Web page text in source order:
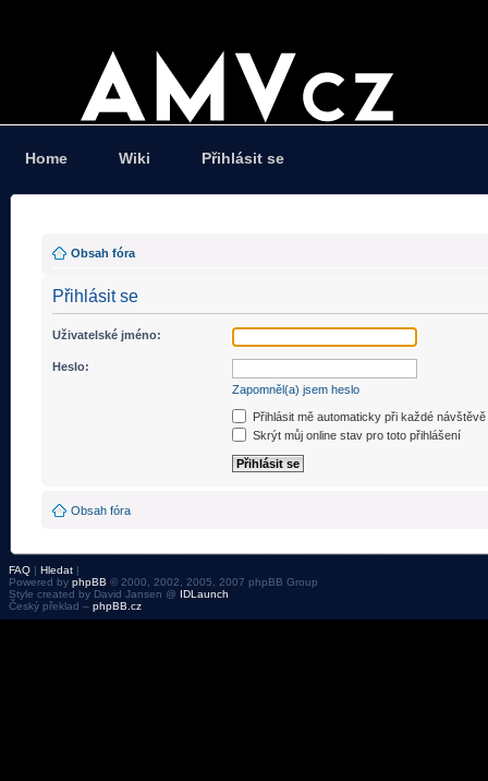
Home Wiki Přihlásit se
Obsah fóra
Přihlásit se
Uživatelské jméno:
Heslo:
Zapomněl(a) jsem heslo
Přihlásit mě automaticky při každé návštěvě
Skrýt můj online stav pro toto přihlášení
Obsah fóra
FAQ | Hledat |
Powered by phpBB © 2000, 2002, 2005, 2007 phpBB Group
Style created by David Jansen @ IDLaunch
Český překlad – phpBB.cz